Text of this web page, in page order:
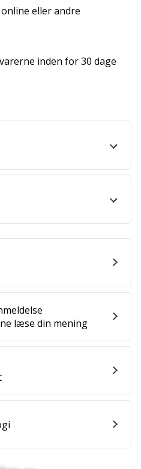
eller andre
inden for 30 dage
læse din mening